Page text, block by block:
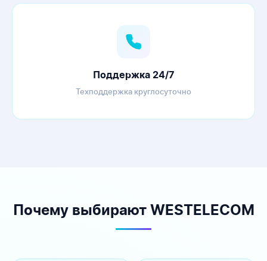
Поддержка 24/7
Техподдержка круглосуточно
Почему выбирают WESTELECOM